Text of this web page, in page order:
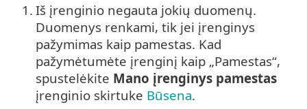
1. Iš įrenginio negauta jokių duomenų.
Duomenys renkami, tik jei įrenginys
pažymimas kaip pamestas. Kad
pažymėtumėte įrenginį kaip „Pamestas“,
spustelėkite Mano įrenginys pamestas
įrenginio skirtuke Būsena.